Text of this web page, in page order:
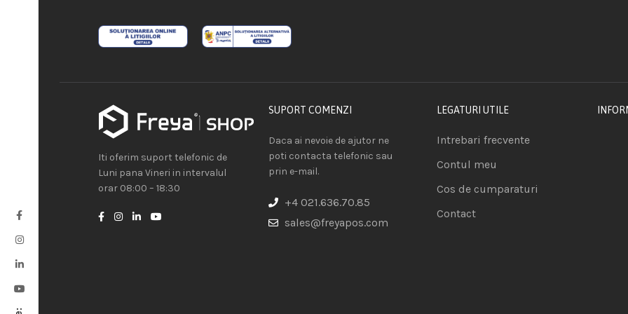
Iti oferim suport telefonic de
Luni pana Vineri in intervalul
orar 08:00 – 18:30
SUPORT COMENZI
Daca ai nevoie de ajutor ne
poti contacta telefonic sau
prin e-mail.
+4 021.636.70.85
sales@freyapos.com
LEGATURI UTILE
Intrebari frecvente
Contul meu
Cos de cumparaturi
Contact